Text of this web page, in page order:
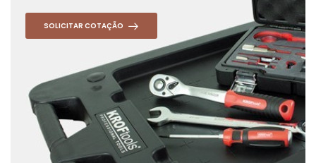
SOLICITAR COTAÇÃO